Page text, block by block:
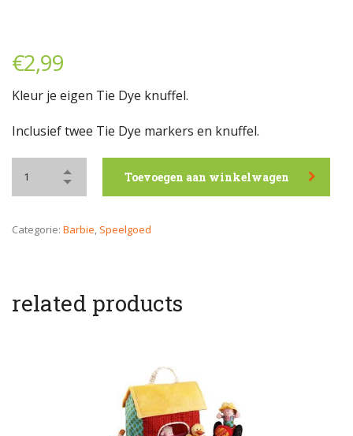
€2,99
Kleur je eigen Tie Dye knuffel.
Inclusief twee Tie Dye markers en knuffel.
Toevoegen aan winkelwagen
Categorie: Barbie, Speelgoed
related products